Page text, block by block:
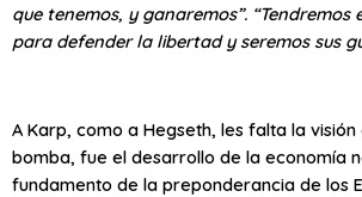
que tenemos, y ganaremos”. “Tendremos
para defender la libertad y seremos sus
A Karp, como a Hegseth, les falta la
bomba, fue el desarrollo de la economía
fundamento de la preponderancia de los